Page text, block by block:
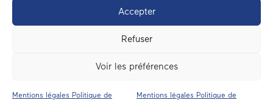
Accepter
Refuser
Voir les préférences
Mentions légales Politique de Mentions légales Politique de
Dans les médias
En circonscription
A l’assemblée
Contact